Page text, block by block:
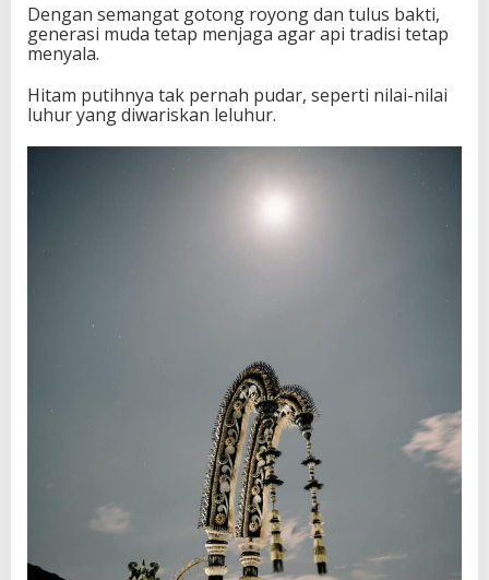
Dengan semangat gotong royong dan tulus bakti,
generasi muda tetap menjaga agar api tradisi tetap
menyala.
Hitam putihnya tak pernah pudar, seperti nilai-nilai
luhur yang diwariskan leluhur.